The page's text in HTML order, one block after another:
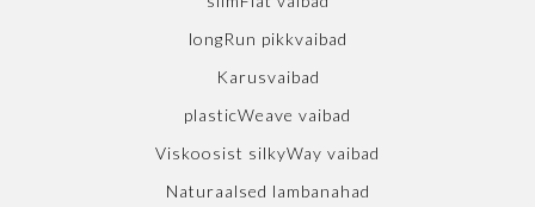
longRun pikkvaibad
Karusvaibad
plasticWeave vaibad
Viskoosist silkyWay vaibad
Naturaalsed lambanahad